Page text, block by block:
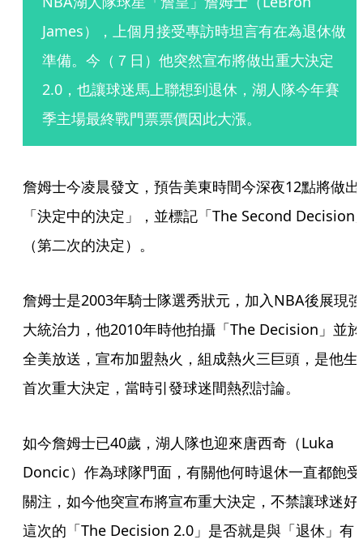
James），上個月接受專訪時坦言有在為退休做
準備。今（７日）他突然宣布將做出重大決定
2.0，也讓球迷馬上聯想到退休，湖人隊今年賽
季主場最終戰門票票價因此大漲。
詹姆士今凌晨發文，預告美東時間今深夜12點將做出
「決定中的決定」，並標記「The Second Decision
（第二次的決定）。
詹姆士是2003年騎士隊選秀狀元，加入NBA後展現強
大統治力，他2010年時他拍攝「The Decision」並於
全美放送，宣布加盟熱火，組成熱火三巨頭，是他生
首次重大決定，當時引發球迷間熱烈討論。
如今詹姆士已40歲，湖人隊也迎來唐西奇（Luka
Doncic）作為球隊門面，有關他何時退休一直都飽受
關注，如今他突宣布將宣布重大決定，不禁讓球迷好
這次的「The Decision 2.0」是否就是與「退休」有